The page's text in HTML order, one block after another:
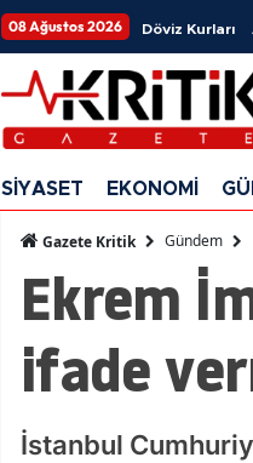
08 Ağustos 2026 Döviz Kurları
SİYASET EKONOMİ
Gazete Kritik Gündem
Ekrem
ifade
İstanbul